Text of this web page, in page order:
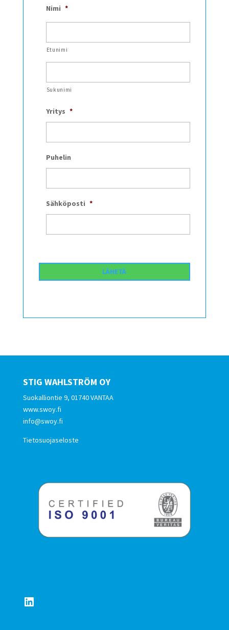
Nimi *
Etunimi
Sukunimi
Yritys *
Puhelin
Sähköposti *
STIG WAHLSTRÖM OY
Suokalliontie 9, 01740 VANTAA
www.swoy.fi
info@swoy.fi
Tietosuojaseloste
LinkedIn